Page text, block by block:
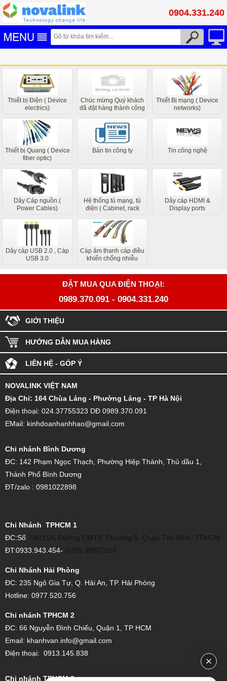
0904.331.240
Thiết bị Điện ( Device
electrics)
Chúc mừng Quý khách
đã đặt hàng thành công
của chúng tôi sẽ liên hệ
sớm nhất
Thiết Bị mạng ( Device
networks)
Thiết bị Quang ( Device
fiber optic)
Bản tin công ty Tin công nghệ
Dây Cáp nguồn (
Power Cables)
Hệ thống tủ mạng, tủ
điện ( Cabinet, rack
Dây cáp HDMI &
Display ports
Dây cáp USB 2.0 , Cáp
USB 3.0
Cáp âm thanh cáp điều
khiển chống nhiễu
ĐẶT MUA QUA ĐIỆN THOẠI:
0989.370.091 - 0904.331.240
GIỚI THIỆU
HƯỚNG DẪN MUA HÀNG
LIÊN HỆ - GÓP Ý
NOVALINK VIỆT NAM
Địa Chỉ: 164 Chùa Láng - Phường Láng - TP Hà Nội
Điện thoại: 024.37755323 DĐ 0989.370.091
EMail: kinhdoanhanhhao@gmail.com
Chi nhánh Bình Dương
ĐC: 142 Phạm Ngọc Thạch, Phường Hiệp Thành, Thủ dầu 1,
Thành Phố Bình Dương
ĐT/zalo : 0981022898
Chi Nhánh TPHCM 1
ĐC:Số 736/11/5 Đường CMT8, Phường 5, Quận Tân Bình, TPHCM
ĐT:0933.943.454- (028) 39907018
Chi Nhánh Hải Phòng
ĐC: 235 Ngô Gia Tự, Q. Hải An, TP. Hải Phòng
Hotline: 0977.520.756
Chi nhánh TPHCM 2
ĐC: 66 Nguyễn Đình Chiểu, Quận 1, TP HCM
Email: khanhvan.info@gmail.com
Điện thoại: 0913.145.838
Chi nhánh TPHCM 3